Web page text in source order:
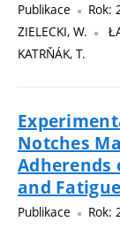
Publikace
Rok:
ZIELECKI, W.
KATRŇÁK, T.
Notches
Adherends
and
Publikace
Rok: